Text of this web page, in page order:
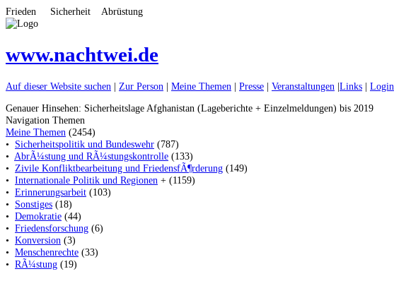
Frieden Sicherheit Abrüstung
www.nachtwei.de
Auf dieser Website suchen | Zur Person | Meine Themen | Presse | Veranstaltungen |Links | Login
Genauer Hinsehen: Sicherheitslage Afghanistan (Lageberichte + Einzelmeldungen) bis 2019
Navigation Themen
Meine Themen (2454)
• Sicherheitspolitik und Bundeswehr (787)
• AbrÃ¼stung und RÃ¼stungskontrolle (133)
• Zivile Konfliktbearbeitung und FriedensfÃ¶rderung (149)
• Internationale Politik und Regionen + (1159)
• Erinnerungsarbeit (103)
• Sonstiges (18)
• Demokratie (44)
• Friedensforschung (6)
• Konversion (3)
• Menschenrechte (33)
• RÃ¼stung (19)